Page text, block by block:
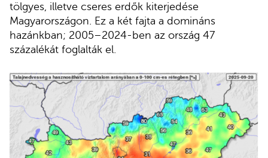
tölgyes, illetve cseres erdők kiterjedése
Magyarországon. Ez a két fajta a domináns
hazánkban; 2005–2024-ben az ország 47
százalékát foglalták el.